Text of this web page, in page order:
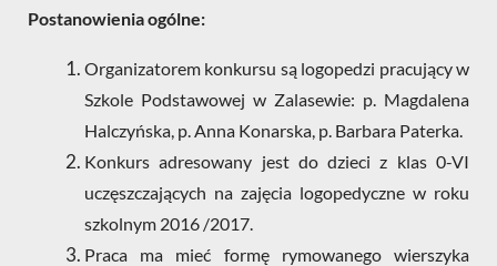
Postanowienia ogólne:
Organizatorem konkursu są logopedzi pracujący w
Szkole Podstawowej w Zalasewie: p. Magdalena
Halczyńska, p. Anna Konarska, p. Barbara Paterka.
Konkurs adresowany jest do dzieci z klas 0-VI
uczęszczających na zajęcia logopedyczne w roku
szkolnym 2016 /2017.
Praca ma mieć formę rymowanego wierszyka